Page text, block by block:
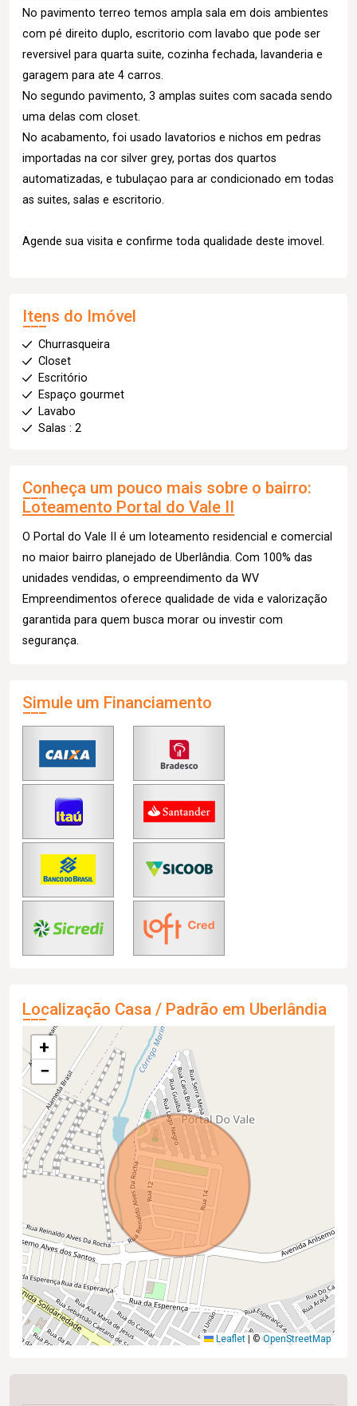
No pavimento terreo temos ampla sala em dois ambientes
com pé direito duplo, escritorio com lavabo que pode ser
reversivel para quarta suite, cozinha fechada, lavanderia e
garagem para ate 4 carros.
No segundo pavimento, 3 amplas suites com sacada sendo
uma delas com closet.
No acabamento, foi usado lavatorios e nichos em pedras
importadas na cor silver grey, portas dos quartos
automatizadas, e tubulaçao para ar condicionado em todas
as suites, salas e escritorio.
Agende sua visita e confirme toda qualidade deste imovel.
Itens do Imóvel
Churrasqueira
Closet
Escritório
Espaço gourmet
Lavabo
Salas : 2
Conheça um pouco mais sobre o bairro:
Loteamento Portal do Vale II
O Portal do Vale II é um loteamento residencial e comercial
no maior bairro planejado de Uberlândia. Com 100% das
unidades vendidas, o empreendimento da WV
Empreendimentos oferece qualidade de vida e valorização
garantida para quem busca morar ou investir com
segurança.
Simule um Financiamento
Localização Casa / Padrão em Uberlândia
+
−
Leaflet ©OpenStreetMap